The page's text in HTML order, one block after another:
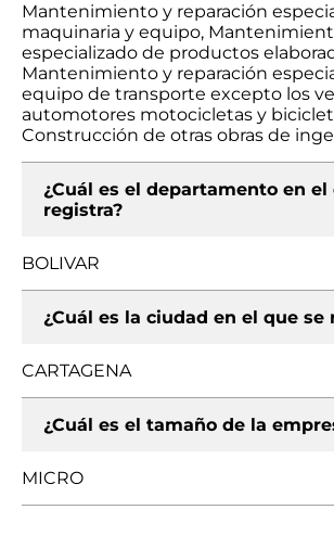
Mantenimiento y reparación
maquinaria y equipo,
especializado de productos
Mantenimiento y reparación
equipo de transporte excepto los
automotores motocicletas y
Construcción de otras obras de
¿Cuál es el departamento en el
registra?
BOLIVAR
¿Cuál es la ciudad en el que se
CARTAGENA
¿Cuál es el tamaño de la
MICRO